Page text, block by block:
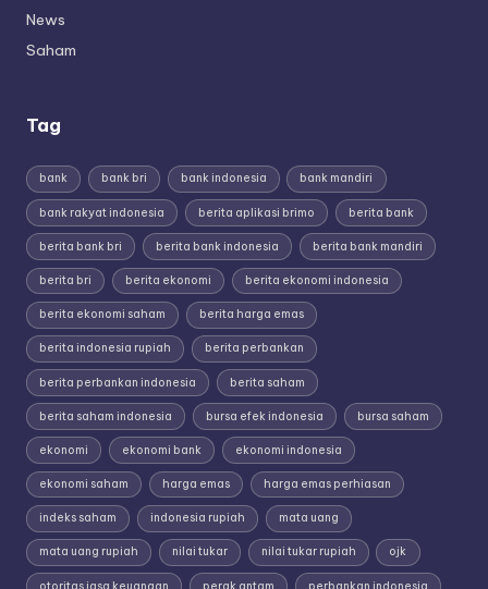
News
Saham
Tag
bank bank bri bank indonesia bank mandiri
bank rakyat indonesia berita aplikasi brimo berita bank
berita bank bri berita bank indonesia berita bank mandiri
berita bri berita ekonomi berita ekonomi indonesia
berita ekonomi saham berita harga emas
berita indonesia rupiah berita perbankan
berita perbankan indonesia berita saham
berita saham indonesia bursa efek indonesia bursa saham
ekonomi ekonomi bank ekonomi indonesia
ekonomi saham harga emas harga emas perhiasan
indeks saham indonesia rupiah mata uang
mata uang rupiah nilai tukar nilai tukar rupiah ojk
otoritas jasa keuangan perak antam perbankan indonesia